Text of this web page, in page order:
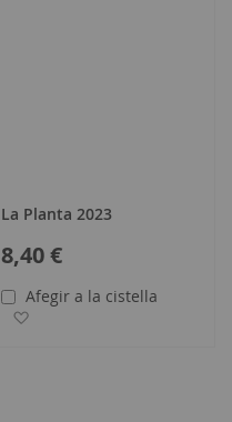
La Planta 2023
8,40 €
Afegir a la cistella